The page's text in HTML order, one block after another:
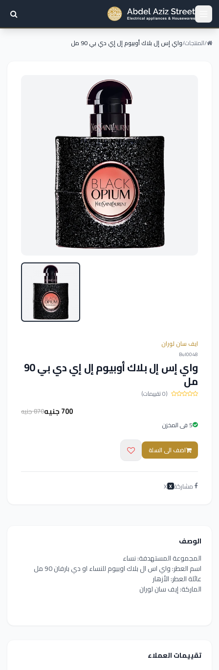
/المنتجات/واي إس إل بلاك أوبيوم إل إي دي بي 90 مل
ايف سان لوران
Bul0048
واي إس إل بلاك أوبيوم إل إي دي بي 90
مل
(0 تقييمات)
700 جنيه
870 جنيه
5 فى المخزن
اضف الى السلة
مشاركة X
X
الوصف
المجموعة المستهدفة: نساء
اسم العطر: واي اس ال بلاك اوبيوم للنساء او دي بارفان 90 مل
عائلة العطر: الأزهار
الماركة: إيف سان لوران
تقييمات العملاء